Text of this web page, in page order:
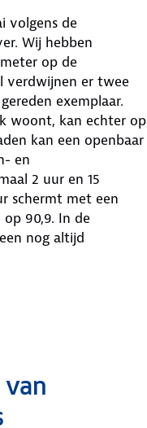
volgens de
Wij hebben
op de
verdwijnen er twee
exemplaar.
woont, kan echter op
kan een openbaar
en
2 uur en 15
schermt met een
90,9. In de
nog altijd